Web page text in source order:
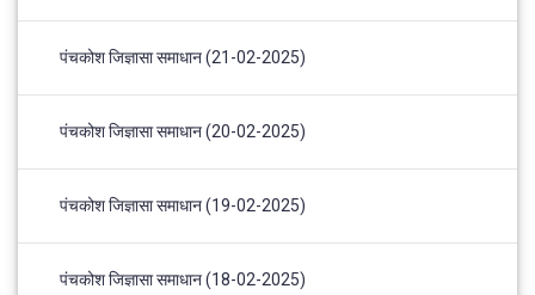
पंचकोश जिज्ञासा समाधान (21-02-2025)
पंचकोश जिज्ञासा समाधान (20-02-2025)
पंचकोश जिज्ञासा समाधान (19-02-2025)
पंचकोश जिज्ञासा समाधान (18-02-2025)